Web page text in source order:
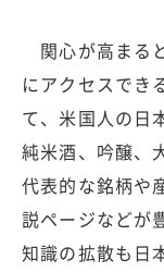
関心が高まる
にアクセスでき
て、米国人の日
純米酒、吟醸、
代表的な銘柄や
説ページなどが
知識の拡散も日